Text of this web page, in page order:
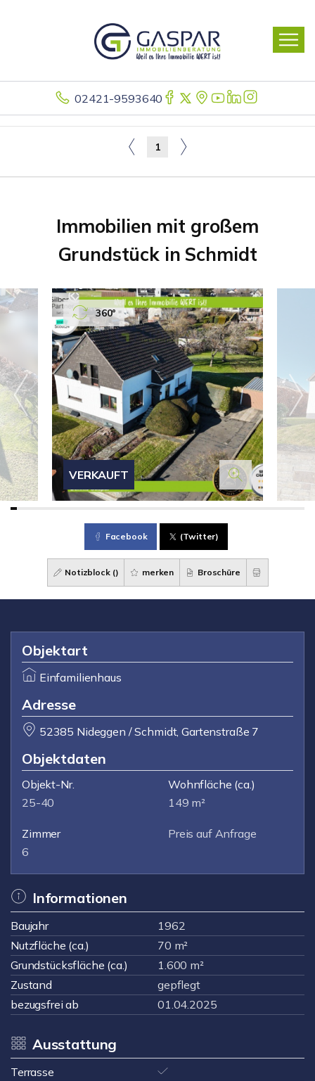
02421-9593640
1
Immobilien mit großem
Grundstück in Schmidt
VERKAUFT
360°
Facebook (Twitter)
Notizblock () merken Broschüre
Objektart
Einfamilienhaus
Adresse
52385 Nideggen / Schmidt, Gartenstraße 7
Objektdaten
Objekt-Nr.
25-40
Wohnfläche (ca.)
149 m²
Zimmer
6
Preis auf Anfrage
Informationen
Baujahr
1962
Nutzfläche (ca.)
70 m²
Grundstücksfläche (ca.)
1.600 m²
Zustand
gepflegt
bezugsfrei ab
01.04.2025
Ausstattung
Terrasse